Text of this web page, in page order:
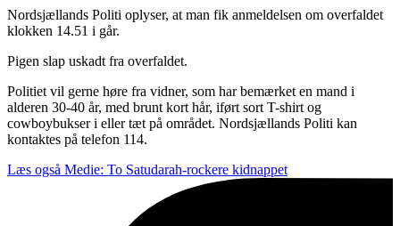
Nordsjællands Politi oplyser, at man fik anmeldelsen om overfaldet
klokken 14.51 i går.
Pigen slap uskadt fra overfaldet.
Politiet vil gerne høre fra vidner, som har bemærket en mand i
alderen 30-40 år, med brunt kort hår, iført sort T-shirt og
cowboybukser i eller tæt på området. Nordsjællands Politi kan
kontaktes på telefon 114.
Læs også Medie: To Satudarah-rockere kidnappet